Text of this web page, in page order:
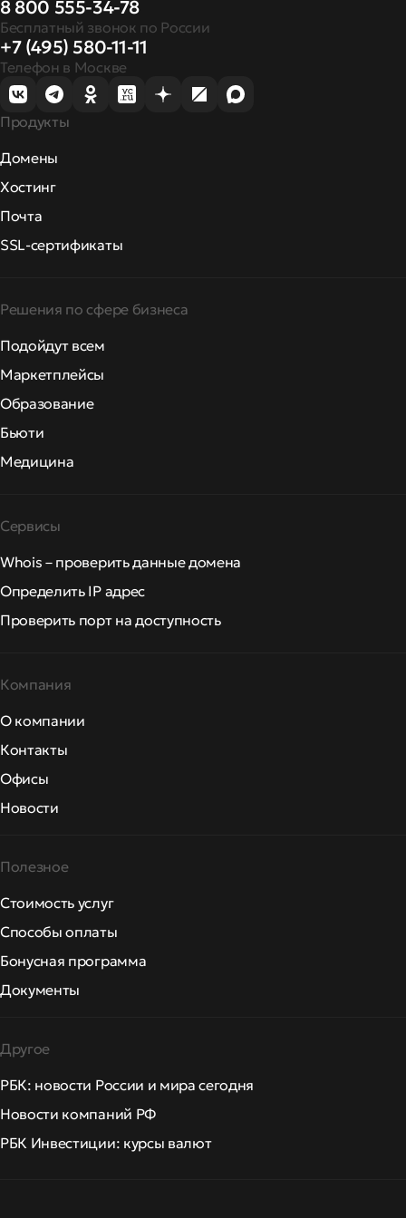
8 800 555-34-78
Бесплатный звонок по России
+7 (495) 580-11-11
Телефон в Москве
Продукты
Домены
Хостинг
Почта
SSL-сертификаты
Решения по сфере бизнеса
Подойдут всем
Маркетплейсы
Образование
Бьюти
Медицина
Сервисы
Whois – проверить данные домена
Определить IP адрес
Проверить порт на доступность
Компания
О компании
Контакты
Офисы
Новости
Полезное
Стоимость услуг
Способы оплаты
Бонусная программа
Документы
Другое
РБК: новости России и мира сегодня
Новости компаний РФ
РБК Инвестиции: курсы валют